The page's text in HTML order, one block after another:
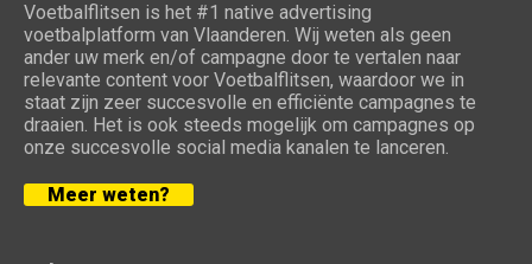
Voetbalflitsen is het #1 native advertising
voetbalplatform van Vlaanderen. Wij weten als geen
ander uw merk en/of campagne door te vertalen naar
relevante content voor Voetbalflitsen, waardoor we in
staat zijn zeer succesvolle en efficiënte campagnes te
draaien. Het is ook steeds mogelijk om campagnes op
onze succesvolle social media kanalen te lanceren.
Meer weten?